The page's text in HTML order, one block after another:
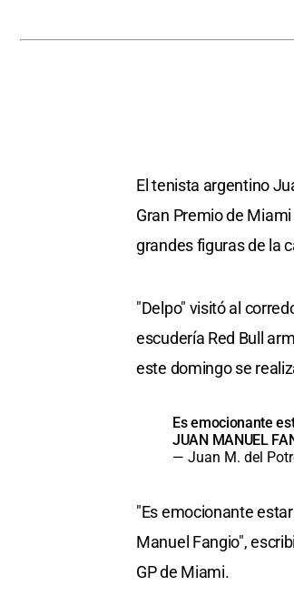
El tenista argentino
Gran Premio de
grandes figuras de la
"Delpo" visitó al
escudería Red Bull
este domingo se
Es emocionante
JUAN MANUEL
— Juan M. del
"Es emocionante
Manuel Fangio",
GP de Miami.